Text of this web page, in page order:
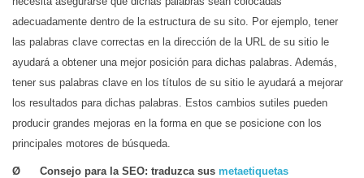
adecuadamente dentro de la estructura de su sito. Por ejemplo, tener
las palabras clave correctas en la dirección de la URL de su sitio le
ayudará a obtener una mejor posición para dichas palabras. Además,
tener sus palabras clave en los títulos de su sitio le ayudará a mejorar
los resultados para dichas palabras. Estos cambios sutiles pueden
producir grandes mejoras en la forma en que se posicione con los
principales motores de búsqueda.
Ø Consejo para la SEO: traduzca sus metaetiquetas